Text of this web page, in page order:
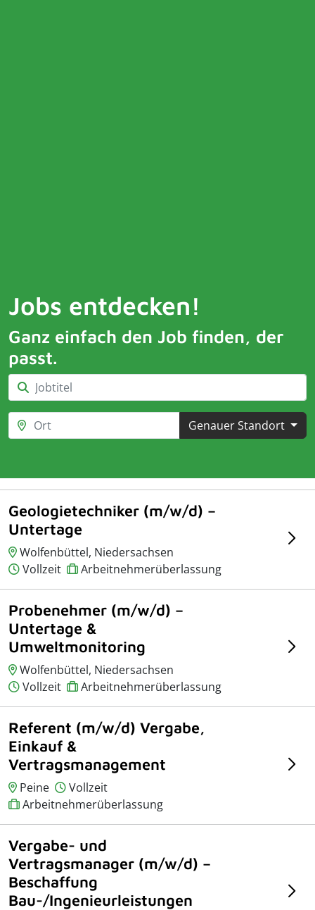
Jobs entdecken!
Ganz einfach den Job finden, der
passt.
Genauer Standort
Geologietechniker (m/w/d) –
Untertage
Wolfenbüttel, Niedersachsen
Vollzeit
Arbeitnehmerüberlassung
Probenehmer (m/w/d) –
Untertage &
Umweltmonitoring
Wolfenbüttel, Niedersachsen
Vollzeit
Arbeitnehmerüberlassung
Referent (m/w/d) Vergabe,
Einkauf &
Vertragsmanagement
Peine
Vollzeit
Arbeitnehmerüberlassung
Vergabe- und
Vertragsmanager (m/w/d) –
Beschaffung
Bau-/Ingenieurleistungen